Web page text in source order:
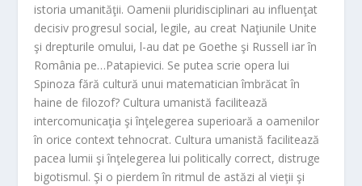
istoria umanităţii. Oamenii pluridisciplinari au influenţat
decisiv progresul social, legile, au creat Naţiunile Unite
şi drepturile omului, l-au dat pe Goethe şi Russell iar în
România pe…Patapievici. Se putea scrie opera lui
Spinoza fără cultură unui matematician îmbrăcat în
haine de filozof? Cultura umanistă facilitează
intercomunicaţia şi înţelegerea superioară a oamenilor
în orice context tehnocrat. Cultura umanistă facilitează
pacea lumii şi înţelegerea lui politically correct, distruge
bigotismul. Şi o pierdem în ritmul de astăzi al vieţii şi